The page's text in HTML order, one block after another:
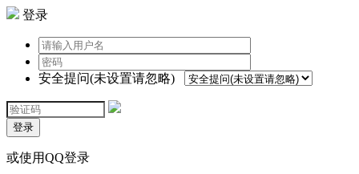
登录
安全提问(未设置请忽略)
登录
或使用QQ登录